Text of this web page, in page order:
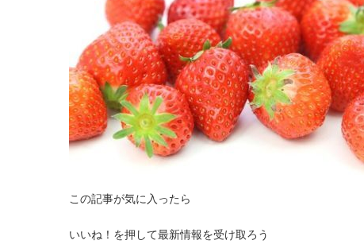
この記事が気に入ったら
いいね！を押して最新情報を受け取ろう